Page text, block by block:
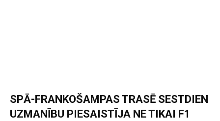
SPĀ-FRANKOŠAMPAS TRASĒ SESTDIEN
UZMANĪBU PIESAISTĪJA NE TIKAI F1